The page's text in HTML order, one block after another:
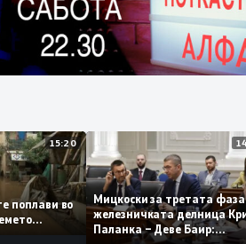
15:20
поплави во
Мицкоски за третата
железничката
Паланка – Деве Баир: